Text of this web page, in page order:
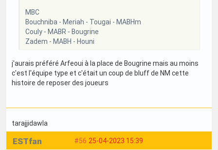
MBC
Bouchniba - Meriah - Tougai - MABHm
Couly - MABR - Bougrine
Zadem - MABH - Houni
j'aurais préféré Arfeoui à la place de Bougrine mais au moins
c'est l'équipe type et c'était un coup de bluff de NM cette
histoire de reposer des joueurs
tarajjidawla
#56 25-04-2023 15:39
ESTfan